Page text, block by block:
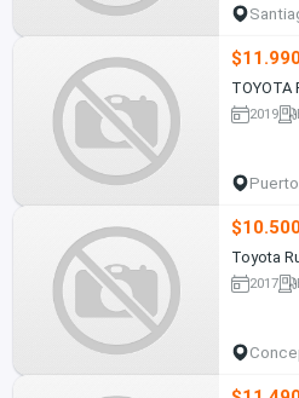
TOYOTA
2019
Toyota
2017